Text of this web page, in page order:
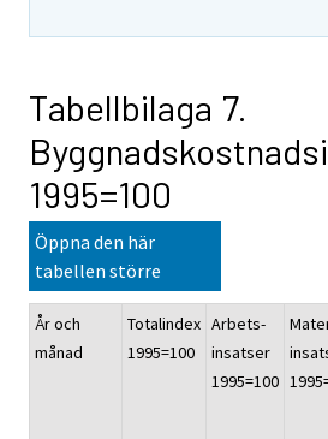
Tabellbilaga 7.
1995=100
Öppna den här
tabellen större
År och
månad
Totalindex
1995=100
Arbets-
insatser
1995=100